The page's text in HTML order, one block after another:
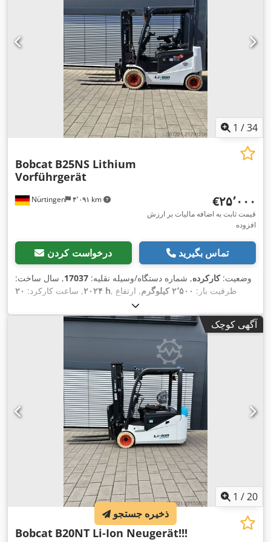
1 /34
Nürtingen ۴٬۰۹۱ km
Bobcat B25NS Lithium
Vorführgerät
‎€۲۵٬۰۰۰
قیمت ثابت به اضافه مالیات بر ارزش
افزوده
درخواست کردن تماس بگیرید
وضعیت:کارکرده, شماره دستگاه/وسیله نقلیه: 17037, سال ساخت:
۲۰۲۴, ساعت کارکرد: ۲۰ h , ظرفیت بار: ۲٬۵۰۰ کیلوگرم
, ارتفاع
, برداشت آزاد:
بار:۵۰۰ میلی‌متر , نوع سوخت:برقی, نوع دکل:تریپلکس, ارتفاع
سازه:۲٬۱۸۰ میلی‌متر ۴۸ V , طول شاخک‌ها:۱٬۲۰۰
میلی‌متر , اندازه لاستیک جلو: 23X9-10 , سایز تایر عقب:
آگهی کوچک
1 /20
Bobcat B20NT Li-Ion Neugerät!!!
ذخیره جستجو